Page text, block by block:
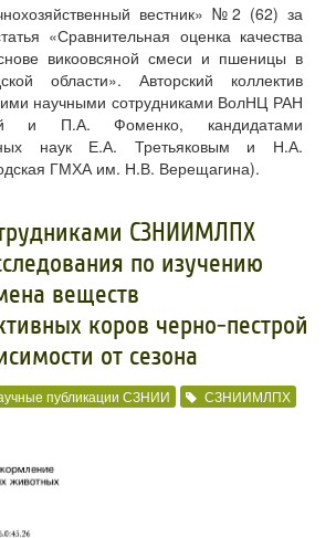
вестник» №2 (62) за
«Сравнительная оценка качества
викоовсяной смеси и пшеницы в
области». Авторский коллектив
научными сотрудниками ВолНЦ РАН
и П.А. Фоменко, кандидатами
наук Е.А. Третьяковым и Н.А.
ГМХА им. Н.В. Верещагина).
СЗНИИМЛПХ
по изучению
веществ
коров черно-пестрой
от сезона
публикации СЗНИИ СЗНИИМЛПХ